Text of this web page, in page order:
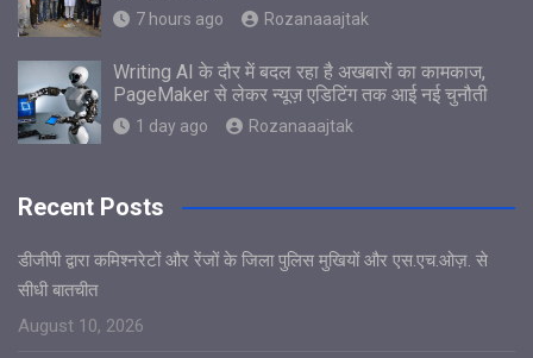
7 hours ago Rozanaaajtak
Writing AI के दौर में बदल रहा है अखबारों का कामकाज,
PageMaker से लेकर न्यूज़ एडिटिंग तक आई नई चुनौती
1 day ago Rozanaaajtak
Recent Posts
डीजीपी द्वारा कमिश्नरेटों और रेंजों के जिला पुलिस मुखियों और एस.एच.ओज़. से
सीधी बातचीत
August 10, 2026